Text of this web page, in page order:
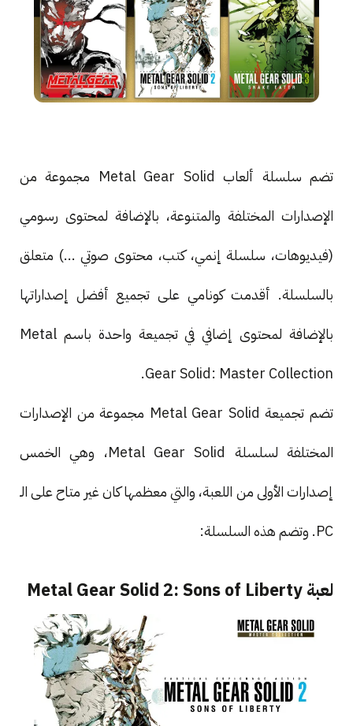
تضم سلسلة ألعاب Metal Gear Solid مجموعة من
الإصدارات المختلفة والمتنوعة، بالإضافة لمحتوى رسومي
(فيديوهات، سلسلة إنمي، كتب، محتوى صوتي ...) متعلق
بالسلسلة. أقدمت كونامي على تجميع أفضل إصداراتها
بالإضافة لمحتوى إضافي في تجميعة واحدة باسم Metal
Gear Solid: Master Collection.
تضم تجميعة Metal Gear Solid مجموعة من الإصدارات
المختلفة لسلسلة Metal Gear Solid، وهي الخمس
إصدارات الأولى من اللعبة، والتي معظمها كان غير متاح على الـ
PC. وتضم هذه السلسلة:
لعبة Metal Gear Solid 2: Sons of Liberty